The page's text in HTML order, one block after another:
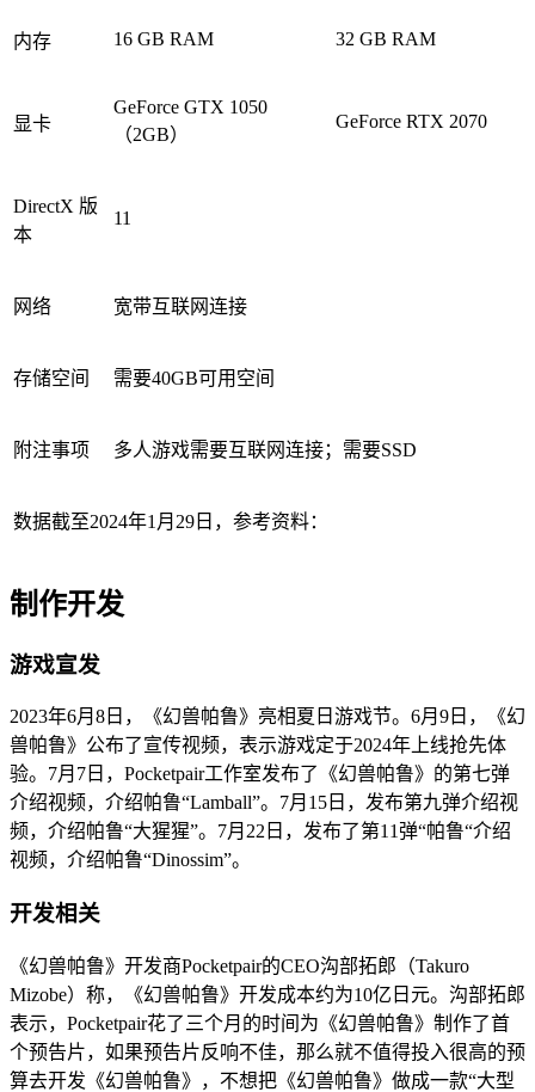
内存 16 GB RAM 32 GB RAM
显卡
GeForce GTX 1050
（2GB）
GeForce RTX 2070
DirectX 版
本
11
网络 宽带互联网连接
存储空间 需要40GB可用空间
附注事项 多人游戏需要互联网连接；需要SSD
数据截至2024年1月29日，参考资料：
制作开发
游戏宣发
2023年6月8日，《幻兽帕鲁》亮相夏日游戏节。6月9日，《幻
兽帕鲁》公布了宣传视频，表示游戏定于2024年上线抢先体
验。7月7日，Pocketpair工作室发布了《幻兽帕鲁》的第七弹
介绍视频，介绍帕鲁“Lamball”。7月15日，发布第九弹介绍视
频，介绍帕鲁“大猩猩”。7月22日，发布了第11弹“帕鲁“介绍
视频，介绍帕鲁“Dinossim”。
开发相关
《幻兽帕鲁》开发商Pocketpair的CEO沟部拓郎（Takuro
Mizobe）称，《幻兽帕鲁》开发成本约为10亿日元。沟部拓郎
表示，Pocketpair花了三个月的时间为《幻兽帕鲁》制作了首
个预告片，如果预告片反响不佳，那么就不值得投入很高的预
算去开发《幻兽帕鲁》，不想把《幻兽帕鲁》做成一款“大型